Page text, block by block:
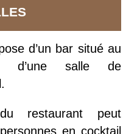
d’un bar situé au
d’une salle de
restaurant peut
en cocktail